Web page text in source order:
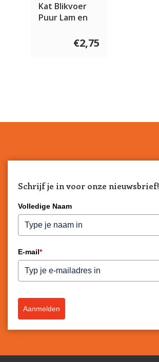
Kat Blikvoer
Puur Lam en
€2,75
Schrijf je in voor onze nieuwsbrief!
Volledige Naam
E-mail*
Aanmelden